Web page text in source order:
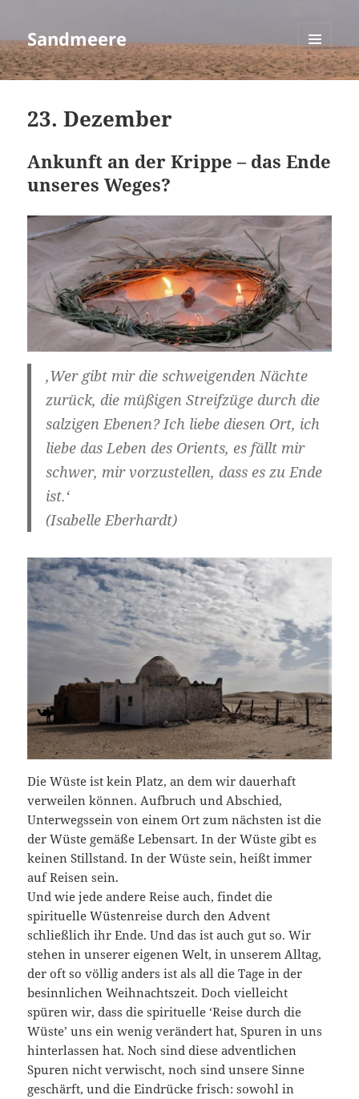
Sandmeere
MENÜ
UND
23. Dezember
Ankunft an der Krippe – das Ende
unseres Weges?
‚Wer gibt mir die schweigenden Nächte
zurück, die müßigen Streifzüge durch die
salzigen Ebenen? Ich liebe diesen Ort, ich
liebe das Leben des Orients, es fällt mir
schwer, mir vorzustellen, dass es zu Ende
ist.‘
(Isabelle Eberhardt)
Die Wüste ist kein Platz, an dem wir dauerhaft
verweilen können. Aufbruch und Abschied,
Unterwegssein von einem Ort zum nächsten ist die
der Wüste gemäße Lebensart. In der Wüste gibt es
keinen Stillstand. In der Wüste sein, heißt immer
auf Reisen sein.
Und wie jede andere Reise auch, findet die
spirituelle Wüstenreise durch den Advent
schließlich ihr Ende. Und das ist auch gut so. Wir
stehen in unserer eigenen Welt, in unserem Alltag,
der oft so völlig anders ist als all die Tage in der
besinnlichen Weihnachtszeit. Doch vielleicht
spüren wir, dass die spirituelle ‘Reise durch die
Wüste’ uns ein wenig verändert hat, Spuren in uns
hinterlassen hat. Noch sind diese adventlichen
Spuren nicht verwischt, noch sind unsere Sinne
geschärft, und die Eindrücke frisch: sowohl in